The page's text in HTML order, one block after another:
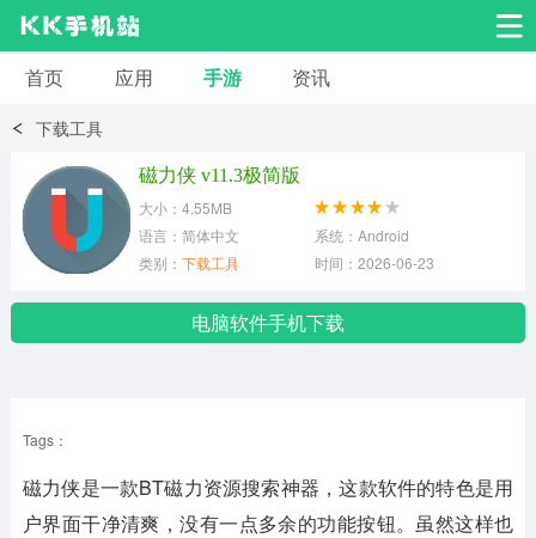
安卓应用
安卓其它
首页 应用 手游 资讯
下载工具
磁力侠 v11.3极简版
大小：4.55MB
语言：简体中文
系统：Android
类别： 下载工具 时间：2026-06-23
电脑软件手机下载
Tags：
磁力侠是一款BT磁力资源搜索神器，这款软件的特色是用
户界面干净清爽，没有一点多余的功能按钮。虽然这样也